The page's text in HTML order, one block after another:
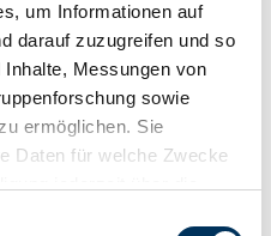
um Informationen auf
darauf zuzugreifen und so
Messungen von
sowie
ermöglichen. Sie
Daten für welche Zwecke